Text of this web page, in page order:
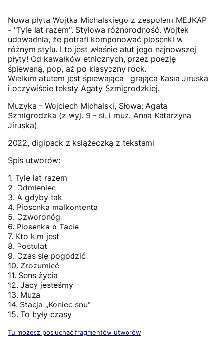
Nowa płyta Wojtka Michalskiego z zespołem MEJKAP
- "Tyle lat razem". Stylowa różnorodność. Wojtek
udowadnia, że potrafi komponować piosenki w
różnym stylu. I to jest właśnie atut jego najnowszej
płyty! Od kawałków etnicznych, przez poezję
śpiewaną, pop, aż po klasyczny rock.
Wielkim atutem jest śpiewająca i grająca Kasia Jiruska
i oczywiście teksty Agaty Szmigrodzkiej.
Muzyka - Wojciech Michalski, Słowa: Agata
Szmigrodzka (z wyj. 9 - sł. i muz. Anna Katarzyna
Jiruska)
2022, digipack z książeczką z tekstami
Spis utworów:
1. Tyle lat razem
2. Odmieniec
3. A gdyby tak
4. Piosenka malkontenta
5. Czworonóg
6. Piosenka o Tacie
7. Kto kim jest
8. Postulat
9. Czas się pogodzić
10. Zrozumieć
11. Sens życia
12. Jacy jesteśmy
13. Muza
14. Stacja „Koniec snu”
15. To były czasy
Tu możesz posłuchać fragmentów utworów